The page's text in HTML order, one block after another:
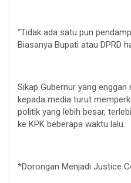
“Tidak ada satu pun
Biasanya Bupati atau DPRD
Sikap Gubernur yang
kepada media turut
politik yang lebih besar,
ke KPK beberapa waktu lalu.
*Dorongan Menjadi Justice